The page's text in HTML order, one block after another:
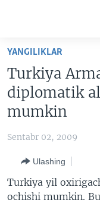
Boshiga
qayting
Qidiruvga
o'ting
AMERIKA
MARKAZIY OSIYO
AMERIKA
IJTIMOIY TARMOQLAR
YANGILIKLAR
Turkiya
diplomatik
mumkin
Sentabr 02, 2009
Ulashing
Turkiya yil
ochishi mumkin.